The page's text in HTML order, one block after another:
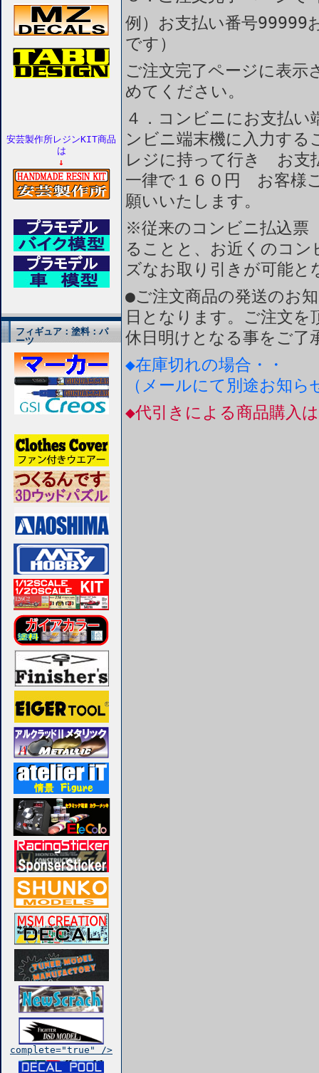
安芸製作所レジンKIT商品
は
↓
フィギュア：塗料：パ
ーツ
complete="true" />
例）お支払い番号
です）
ご注文完了ページに表
めてください。
４．コンビニにお支払
ンビニ端末機に入力す
レジに持って行き お支
一律で１６０円 お客様
願いいたします。
※従来のコンビニ払込票
ることと、お近くのコ
ズなお取り引きが可能
●ご注文商品の発送のお
日となります。ご注文を
休日明けとなる事をご了
◆在庫切れの場合・・
（メールにて別途お知
◆代引きによる商品購入